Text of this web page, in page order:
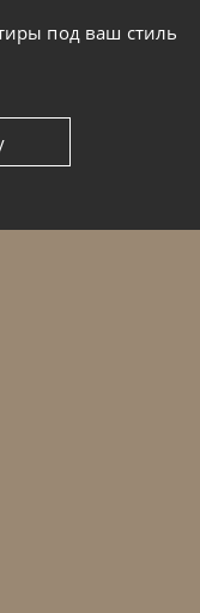
под ваш стиль